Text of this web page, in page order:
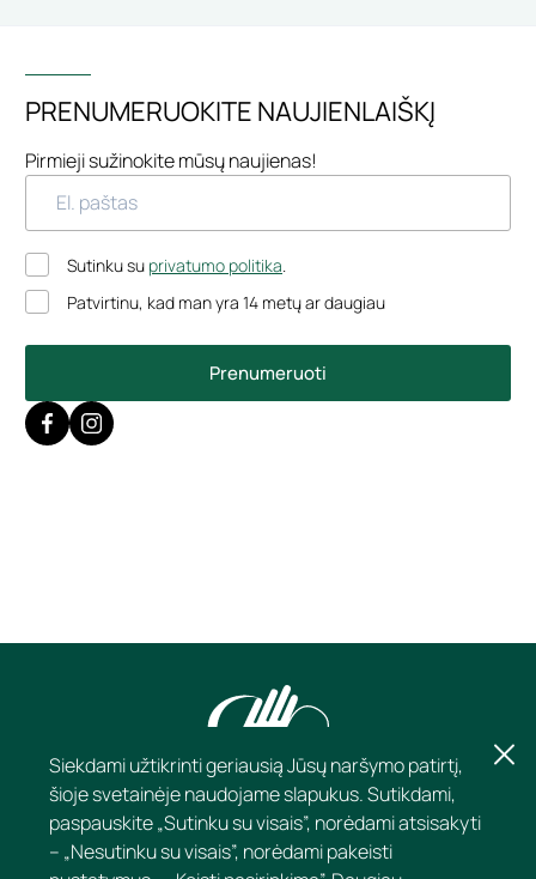
PRENUMERUOKITE NAUJIENLAIŠKĮ
Pirmieji sužinokite mūsų naujienas!
Prenumeruoti
Sutinku su privatumo politika.
Patvirtinu, kad man yra 14 metų ar daugiau
Siekdami užtikrinti geriausią Jūsų naršymo patirtį,
šioje svetainėje naudojame slapukus. Sutikdami,
paspauskite „Sutinku su visais”, norėdami atsisakyti
– „Nesutinku su visais”, norėdami pakeisti